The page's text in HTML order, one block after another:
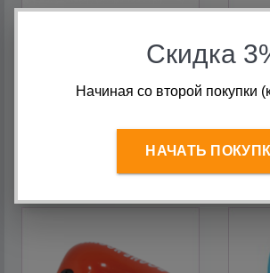
170 руб.
Скидка
Начиная со второй покупки
НАЧАТЬ